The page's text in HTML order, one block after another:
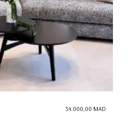
34.000,00 MAD